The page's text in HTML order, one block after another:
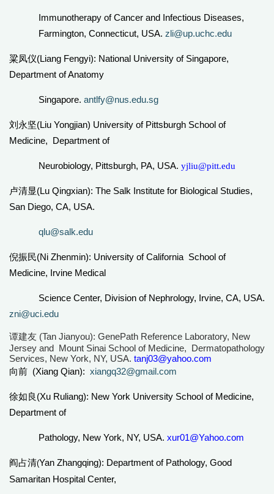
Immunotherapy of Cancer and Infectious Diseases,
Farmington, Connecticut, USA. zli@up.uchc.edu
粱凤仪(Liang Fengyi): National University of Singapore,
Department of Anatomy
Singapore. antlfy@nus.edu.sg
刘永坚(Liu Yongjian) University of Pittsburgh School of
Medicine, Department of
Neurobiology, Pittsburgh, PA, USA. yjliu@pitt.edu
卢清显(Lu Qingxian): The Salk Institute for Biological Studies,
San Diego, CA, USA.
qlu@salk.edu
倪振民(Ni Zhenmin): University of California School of
Medicine, Irvine Medical
Science Center, Division of Nephrology, Irvine, CA, USA.
zni@uci.edu
谭建友 (Tan Jianyou): GenePath Reference Laboratory, New
Jersey and Mount Sinai School of Medicine, Dermatopathology
Services, New York, NY, USA. tanj03@yahoo.com
向前 (Xiang Qian): xiangq32@gmail.com
徐如良(Xu Ruliang): New York University School of Medicine,
Department of
Pathology, New York, NY, USA. xur01@Yahoo.com
阎占清(Yan Zhangqing): Department of Pathology, Good
Samaritan Hospital Center,